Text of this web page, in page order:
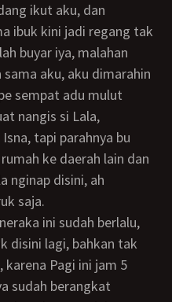
ikut aku, dan
ibuk kini jadi regang tak
buyar iya, malahan
aku, aku dimarahin
sempat adu mulut
nangis si Lala,
tapi parahnya bu
ke daerah lain dan
nginap disini, ah
saja.
disini lagi, bahkan tak
Pagi ini jam 5
sudah berangkat